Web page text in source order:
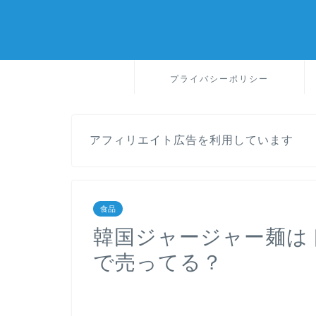
プライバシーポリシー
アフィリエイト広告を利用しています
食品
韓国ジャージャー麺
で売ってる？